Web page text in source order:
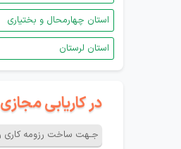
استان چهارمحال و بختیاری
استان لرستان
در کاریابی
جـهت ساخت رزومه کاری